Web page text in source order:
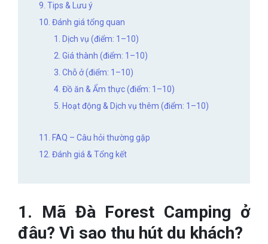
9. Tips & Lưu ý
10. Đánh giá tổng quan
1. Dịch vụ (điểm: 1–10)
2. Giá thành (điểm: 1–10)
3. Chỗ ở (điểm: 1–10)
4. Đồ ăn & Ẩm thực (điểm: 1–10)
5. Hoạt động & Dịch vụ thêm (điểm: 1–10)
11. FAQ – Câu hỏi thường gặp
12. Đánh giá & Tổng kết
1. Mã Đà Forest Camping ở
đâu? Vì sao thu hút du khách?